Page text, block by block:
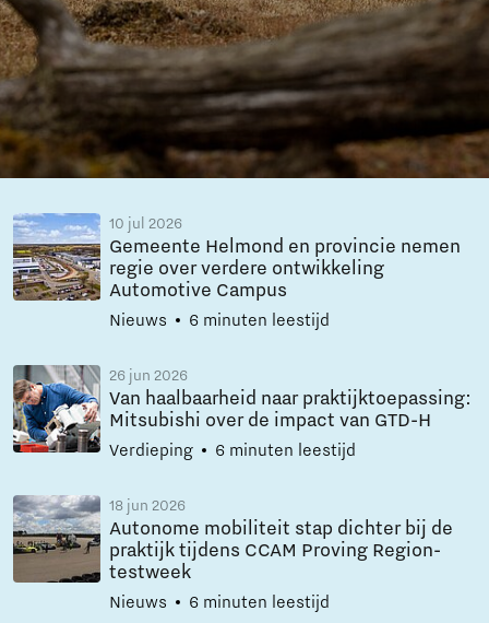
10 jul 2026
Gemeente Helmond en provincie nemen
regie over verdere ontwikkeling
Automotive Campus
Nieuws 6 minuten leestijd
26 jun 2026
Van haalbaarheid naar praktijktoepassing:
Mitsubishi over de impact van GTD-H
Verdieping 6 minuten leestijd
18 jun 2026
Autonome mobiliteit stap dichter bij de
praktijk tijdens CCAM Proving Region-
testweek
Nieuws 6 minuten leestijd